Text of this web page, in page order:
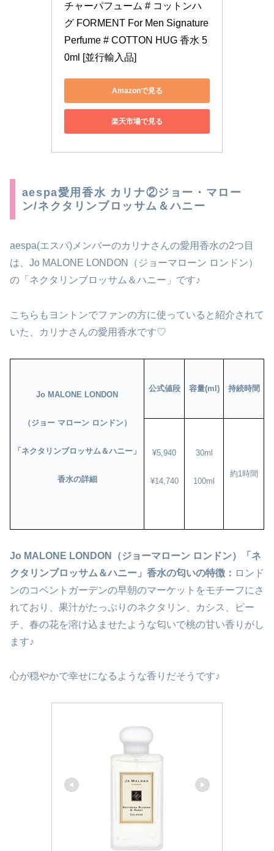
チャーパフューム # コットンハ
グ FORMENT For Men Signature
Perfume # COTTON HUG 香水 5
0ml [並行輸入品]
Amazonで見る
楽天市場で見る
aespa愛用香水 カリナ②ジョー・マロー
ン/ネクタリンブロッサム＆ハニー
aespa(エスパ)メンバーのカリナさんの愛用香水の2つ目
は、Jo MALONE LONDON（ジョーマローン ロンドン）
の「ネクタリンブロッサム＆ハニー」です♪
こちらもヨントンでファンの方に使っていると紹介されて
いた、カリナさんの愛用香水です♡
Jo MALONE LONDON
（ジョー マローン ロンドン）
「ネクタリンブロッサム＆ハニー」
香水の詳細
公式値段 容量(ml) 持続時間
¥5,940
¥14,740
30ml
100ml
約1時間
Jo MALONE LONDON（ジョーマローン ロンドン）「ネ
クタリンブロッサム＆ハニー」香水の匂いの特徴： ロンド
ンのコベントガーデンの早朝のマーケットをモチーフにさ
れており、果汁がたっぷりのネクタリン、カシス、ピー
チ、春の花を溶け込ませたような匂いで桃の甘い香りがし
ます♪
心が穏やかで幸せになるような香りだそうです♪